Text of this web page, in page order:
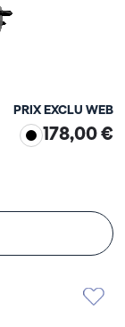
PRIX EXCLU WEB
178,00 €